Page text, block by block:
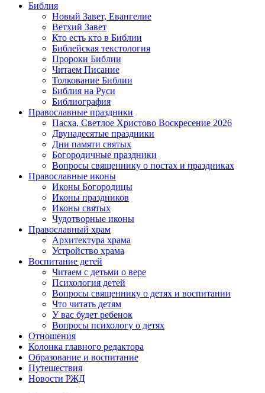
Библия
Новый Завет, Евангелие
Ветхий Завет
Кто есть кто в Библии
Библейская текстология
Пророки Библии
Читаем Писание
Толкование Библии
Библия на Руси
Библиография
Православные праздники
Пасха, Светлое Христово Воскресение 2026
Двунадесятые праздники
Дни памяти святых
Богородичные праздники
Вопросы священнику о постах и праздниках
Православные иконы
Иконы Богородицы
Иконы праздников
Иконы святых
Чудотворные иконы
Православный храм
Архитектура храма
Устройство храма
Воспитание детей
Читаем с детьми о вере
Психология детей
Вопросы священнику о детях и воспитании
Что читать детям
У вас будет ребенок
Вопросы психологу о детях
Отношения
Колонка главного редактора
Образование и воспитание
Путешествия
Новости РЖД